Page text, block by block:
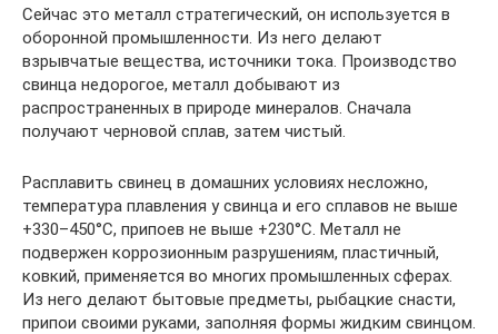
Сейчас это металл стратегический, он используется в
оборонной промышленности. Из него делают
взрывчатые вещества, источники тока. Производство
свинца недорогое, металл добывают из
распространенных в природе минералов. Сначала
получают черновой сплав, затем чистый.
Расплавить свинец в домашних условиях несложно,
температура плавления у свинца и его сплавов не выше
+330–450°С, припоев не выше +230°С. Металл не
подвержен коррозионным разрушениям, пластичный,
ковкий, применяется во многих промышленных сферах.
Из него делают бытовые предметы, рыбацкие снасти,
припои своими руками, заполняя формы жидким свинцом.